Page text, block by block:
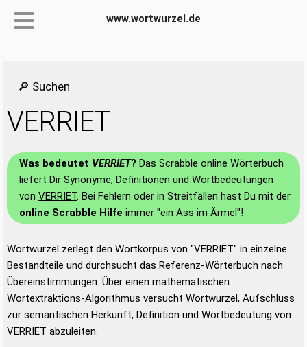
www.wortwurzel.de
🔎 Suchen
VERRIET
Was bedeutet VERRIET? Das Scrabble online Wörterbuch
liefert Dir Synonyme, Definitionen und Wortbedeutungen
von VERRIET. Bei Fehlern oder in Streitfällen hast Du mit der
online Scrabble Hilfe immer "ein Ass im Ärmel"!
Wortwurzel zerlegt den Wortkorpus von "VERRIET" in einzelne
Bestandteile und durchsucht das Referenz-Wörterbuch nach
Übereinstimmungen. Über einen mathematischen
Wortextraktions-Algorithmus versucht Wortwurzel, Aufschluss
zur semantischen Herkunft, Definition und Wortbedeutung von
VERRIET abzuleiten.